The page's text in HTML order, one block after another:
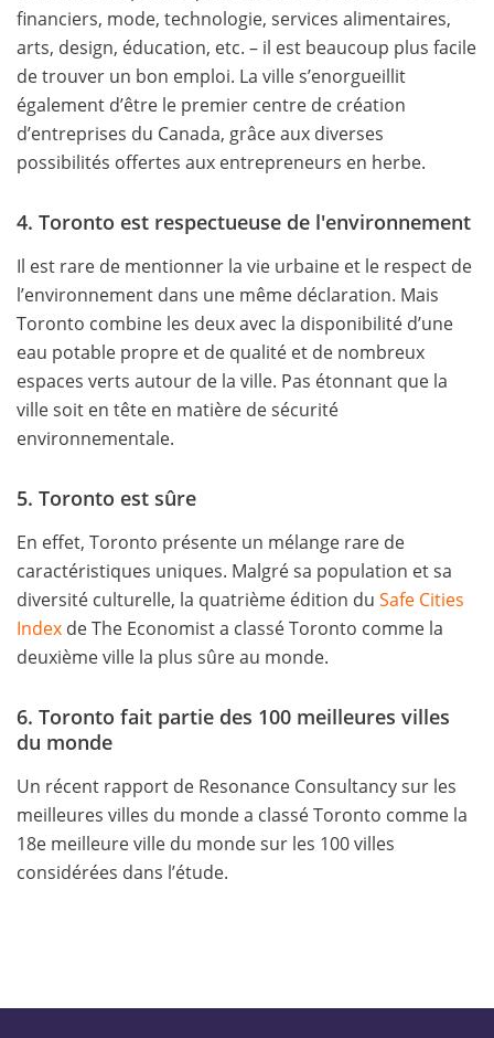
financiers, mode, technologie, services alimentaires,
arts, design, éducation, etc. – il est beaucoup plus facile
de trouver un bon emploi. La ville s’enorgueillit
également d’être le premier centre de création
d’entreprises du Canada, grâce aux diverses
possibilités offertes aux entrepreneurs en herbe.
4. Toronto est respectueuse de l'environnement
Il est rare de mentionner la vie urbaine et le respect de
l’environnement dans une même déclaration. Mais
Toronto combine les deux avec la disponibilité d’une
eau potable propre et de qualité et de nombreux
espaces verts autour de la ville. Pas étonnant que la
ville soit en tête en matière de sécurité
environnementale.
5. Toronto est sûre
En effet, Toronto présente un mélange rare de
caractéristiques uniques. Malgré sa population et sa
diversité culturelle, la quatrième édition du Safe Cities
Index de The Economist a classé Toronto comme la
deuxième ville la plus sûre au monde.
6. Toronto fait partie des 100 meilleures villes
du monde
Un récent rapport de Resonance Consultancy sur les
meilleures villes du monde a classé Toronto comme la
18e meilleure ville du monde sur les 100 villes
considérées dans l’étude.